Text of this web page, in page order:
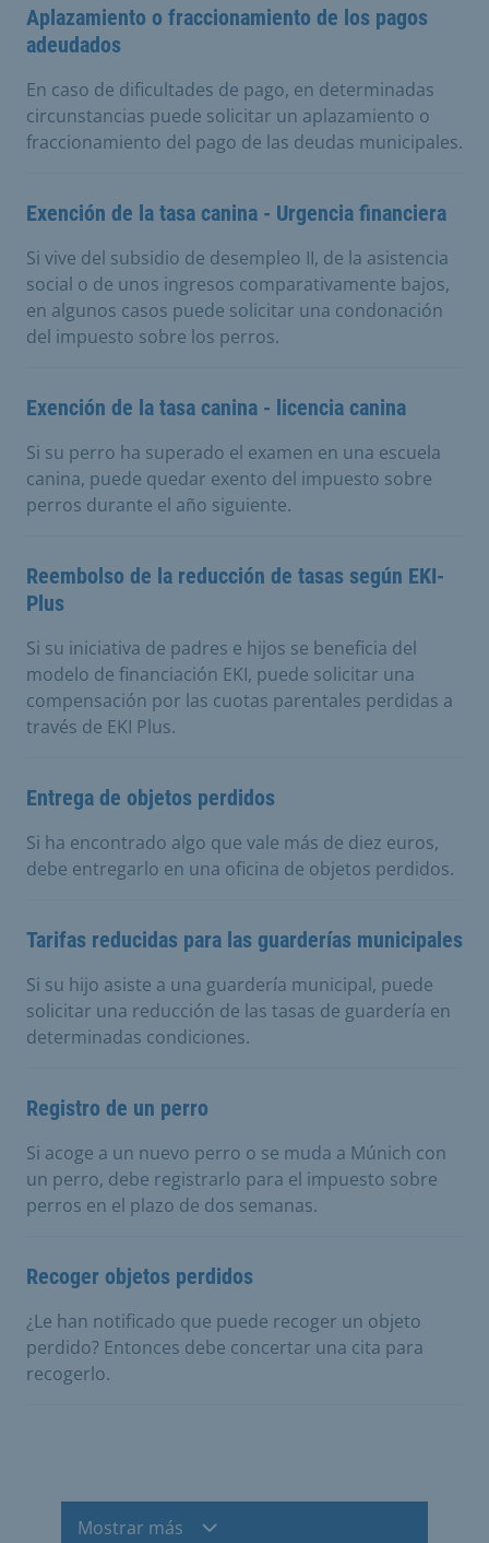
Aplazamiento o fraccionamiento de los pagos
adeudados
En caso de dificultades de pago, en determinadas
circunstancias puede solicitar un aplazamiento o
fraccionamiento del pago de las deudas municipales.
Exención de la tasa canina - Urgencia financiera
Si vive del subsidio de desempleo II, de la asistencia
social o de unos ingresos comparativamente bajos,
en algunos casos puede solicitar una condonación
del impuesto sobre los perros.
Exención de la tasa canina - licencia canina
Si su perro ha superado el examen en una escuela
canina, puede quedar exento del impuesto sobre
perros durante el año siguiente.
Reembolso de la reducción de tasas según EKI-
Plus
Si su iniciativa de padres e hijos se beneficia del
modelo de financiación EKI, puede solicitar una
compensación por las cuotas parentales perdidas a
través de EKI Plus.
Entrega de objetos perdidos
Si ha encontrado algo que vale más de diez euros,
debe entregarlo en una oficina de objetos perdidos.
Tarifas reducidas para las guarderías municipales
Si su hijo asiste a una guardería municipal, puede
solicitar una reducción de las tasas de guardería en
determinadas condiciones.
Registro de un perro
Si acoge a un nuevo perro o se muda a Múnich con
un perro, debe registrarlo para el impuesto sobre
perros en el plazo de dos semanas.
Recoger objetos perdidos
¿Le han notificado que puede recoger un objeto
perdido? Entonces debe concertar una cita para
recogerlo.
Mostrar más